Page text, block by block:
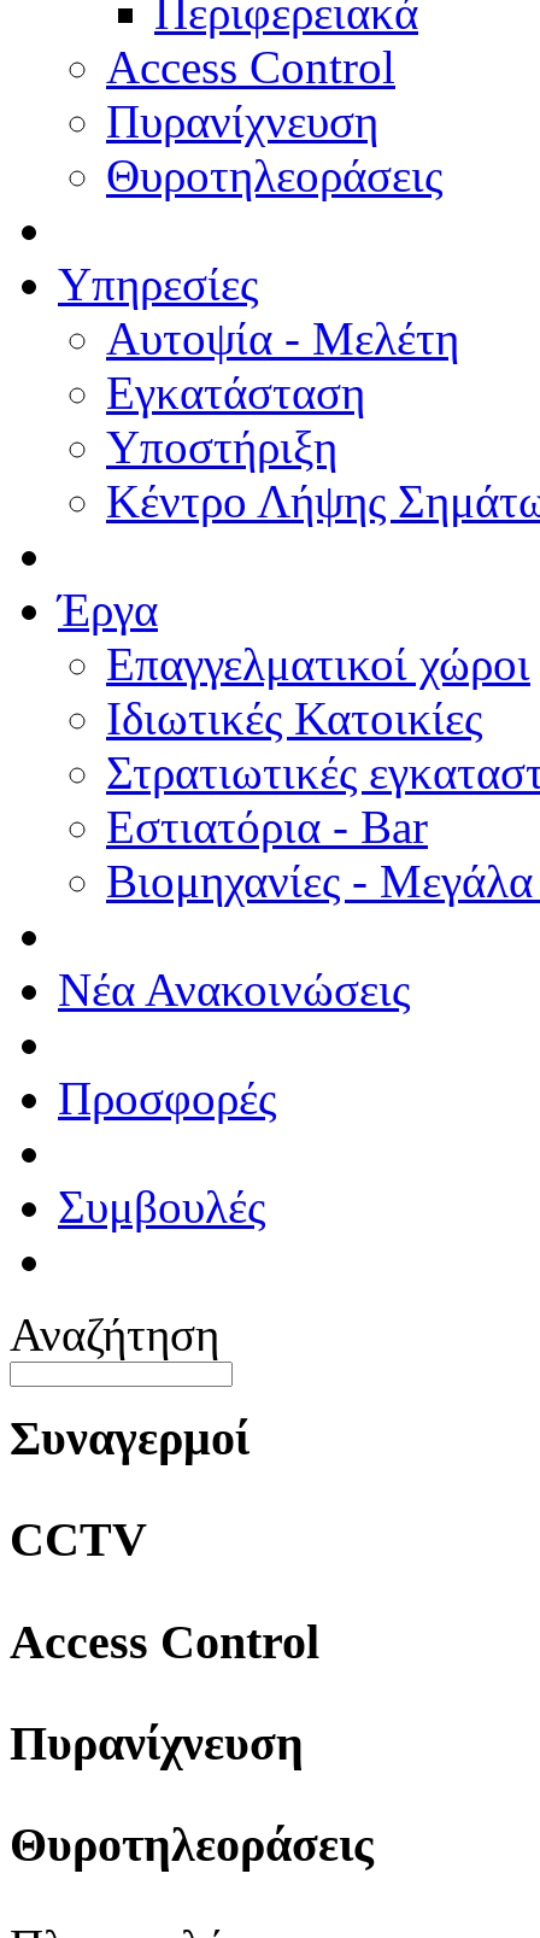
Περιφερειακά
Access Control
Πυρανίχνευση
Θυροτηλεοράσεις
Υπηρεσίες
Αυτοψία - Μελέτη
Εγκατάσταση
Υποστήριξη
Κέντρο Λήψης
Έργα
Επαγγελματικοί χώροι
Ιδιωτικές Κατοικίες
Στρατιωτικές
Εστιατόρια - Bar
Βιομηχανίες -
Νέα Ανακοινώσεις
Προσφορές
Συμβουλές
Αναζήτηση
Συναγερμοί
CCTV
Access Control
Πυρανίχνευση
Θυροτηλεοράσεις